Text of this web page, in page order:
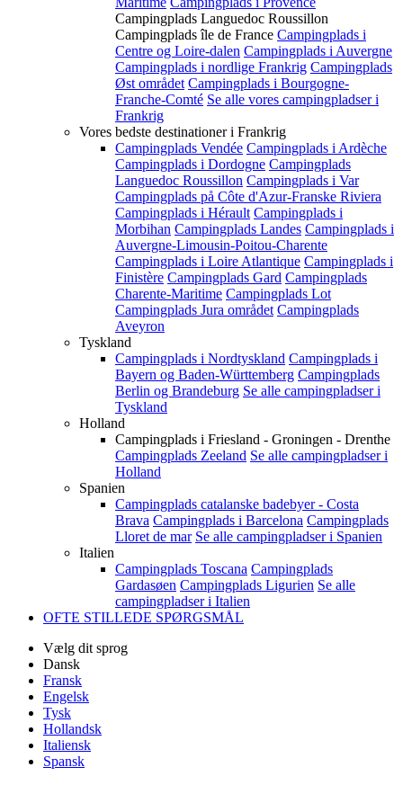
Campingplads Languedoc Roussillon
Campingplads île de France Campingplads i
Centre og Loire-dalen Campingplads i Auvergne
Campingplads i nordlige Frankrig Campingplads
Øst området Campingplads i Bourgogne-
Franche-Comté Se alle vores campingpladser i
Frankrig
Vores bedste destinationer i Frankrig
Campingplads Vendée Campingplads i Ardèche
Campingplads i Dordogne Campingplads
Languedoc Roussillon Campingplads i Var
Campingplads på Côte d'Azur-Franske Riviera
Campingplads i Hérault Campingplads i
Morbihan Campingplads Landes Campingplads i
Auvergne-Limousin-Poitou-Charente
Campingplads i Loire Atlantique Campingplads i
Finistère Campingplads Gard Campingplads
Charente-Maritime Campingplads Lot
Campingplads Jura området Campingplads
Aveyron
Tyskland
Campingplads i Nordtyskland Campingplads i
Bayern og Baden-Württemberg Campingplads
Berlin og Brandeburg Se alle campingpladser i
Tyskland
Holland
Campingplads i Friesland - Groningen - Drenthe
Campingplads Zeeland Se alle campingpladser i
Holland
Spanien
Campingplads catalanske badebyer - Costa
Brava Campingplads i Barcelona Campingplads
Lloret de mar Se alle campingpladser i Spanien
Italien
Campingplads Toscana Campingplads
Gardasøen Campingplads Ligurien Se alle
campingpladser i Italien
OFTE STILLEDE SPØRGSMÅL
Vælg dit sprog
Dansk
Fransk
Engelsk
Tysk
Hollandsk
Italiensk
Spansk